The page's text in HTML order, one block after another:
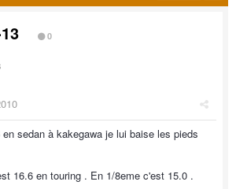
0
sedan à kakegawa je lui baise les pieds
16.6 en touring . En 1/8eme c'est 15.0 .